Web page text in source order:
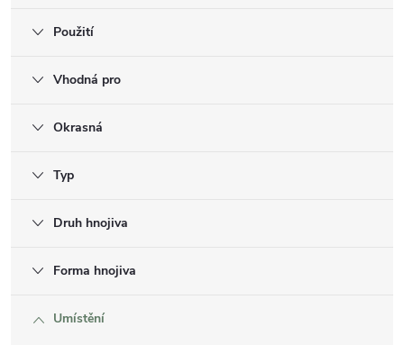
Použití
Vhodná pro
Okrasná
Typ
Druh hnojiva
Forma hnojiva
Umístění